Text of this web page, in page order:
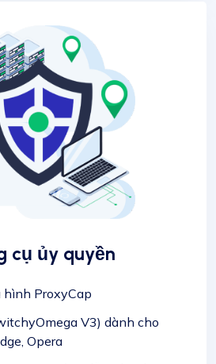
cụ ủy quyền
hình ProxyCap
V3) dành cho
Opera